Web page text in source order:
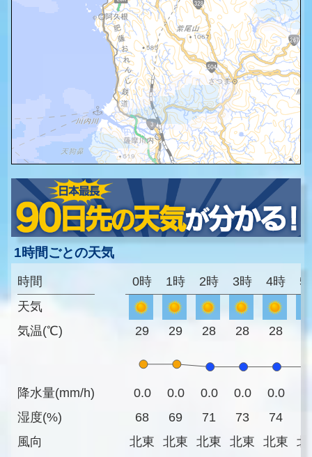
1時間ごとの天気
時間
天気
気温(℃)
降水量(mm/h)
湿度(%)
風向
0時 1時 2時 3時 4時 5
29 29 28 28 28
0.0 0.0 0.0 0.0 0.0
68
69 71 73 74
北東
北東 北東 北東 北東 北